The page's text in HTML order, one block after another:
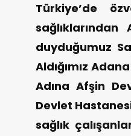
Türkiye’de
duyduğumuz
Aldığımız
Adına Afşin
Devlet
sağlık